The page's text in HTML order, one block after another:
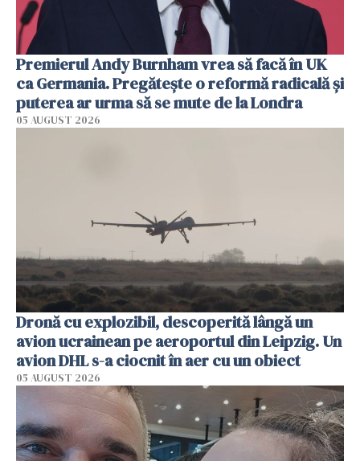
Premierul Andy Burnham vrea să facă în UK
ca Germania. Pregătește o reformă radicală și
puterea ar urma să se mute de la Londra
05 AUGUST 2026
Dronă cu explozibil, descoperită lângă un
avion ucrainean pe aeroportul din Leipzig. Un
avion DHL s-a ciocnit în aer cu un obiect
05 AUGUST 2026